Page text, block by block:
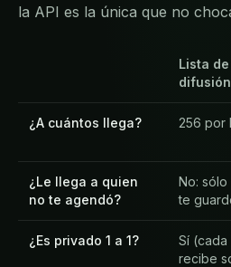
la API es la única que no
Lista de
difusión
¿A cuántos llega? 256 por
¿Le llega a quien
no te agendó?
No: sólo
te
¿Es privado 1 a 1?
Sí (cada
recibe